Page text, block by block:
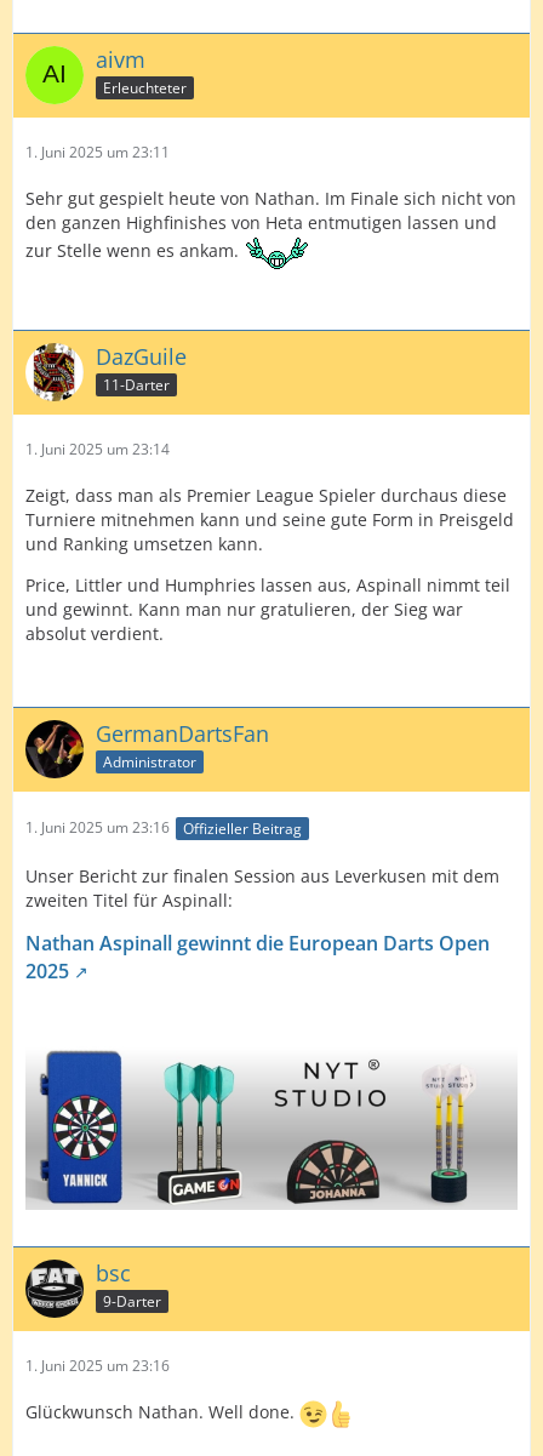
aivm
Erleuchteter
1. Juni 2025 um 23:11
Sehr gut gespielt heute von Nathan. Im Finale sich nicht von
den ganzen Highfinishes von Heta entmutigen lassen und
zur Stelle wenn es ankam.
DazGuile
11-Darter
1. Juni 2025 um 23:14
Zeigt, dass man als Premier League Spieler durchaus diese
Turniere mitnehmen kann und seine gute Form in Preisgeld
und Ranking umsetzen kann.
Price, Littler und Humphries lassen aus, Aspinall nimmt teil
und gewinnt. Kann man nur gratulieren, der Sieg war
absolut verdient.
GermanDartsFan
Administrator
1. Juni 2025 um 23:16 Offizieller Beitrag
Unser Bericht zur finalen Session aus Leverkusen mit dem
zweiten Titel für Aspinall:
Nathan Aspinall gewinnt die European Darts Open
2025
bsc
9-Darter
1. Juni 2025 um 23:16
Glückwunsch Nathan. Well done.